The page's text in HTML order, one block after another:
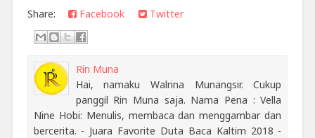
Share: Facebook Twitter
Rin Muna
Hai, namaku Walrina Munangsir. Cukup
panggil Rin Muna saja. Nama Pena : Vella
Nine Hobi: Menulis, membaca dan menggambar dan
bercerita. - Juara Favorite Duta Baca Kaltim 2018 -